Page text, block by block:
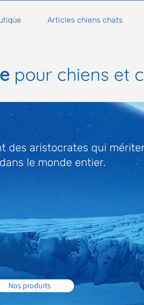
Articles chiens chats
pour chiens et
des aristocrates qui
le monde entier.
Nos produits